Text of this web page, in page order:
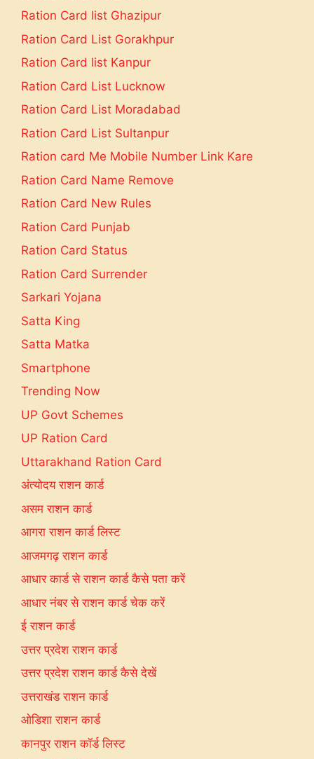
Ration Card list Ghazipur
Ration Card List Gorakhpur
Ration Card list Kanpur
Ration Card List Lucknow
Ration Card List Moradabad
Ration Card List Sultanpur
Ration card Me Mobile Number Link Kare
Ration Card Name Remove
Ration Card New Rules
Ration Card Punjab
Ration Card Status
Ration Card Surrender
Sarkari Yojana
Satta King
Satta Matka
Smartphone
Trending Now
UP Govt Schemes
UP Ration Card
Uttarakhand Ration Card
अंत्योदय राशन कार्ड
असम राशन कार्ड
आगरा राशन कार्ड लिस्ट
आजमगढ़ राशन कार्ड
आधार कार्ड से राशन कार्ड कैसे पता करें
आधार नंबर से राशन कार्ड चेक करें
ई राशन कार्ड
उत्तर प्रदेश राशन कार्ड
उत्तर प्रदेश राशन कार्ड कैसे देखें
उत्तराखंड राशन कार्ड
ओडिशा राशन कार्ड
कानपुर राशन कॉर्ड लिस्ट